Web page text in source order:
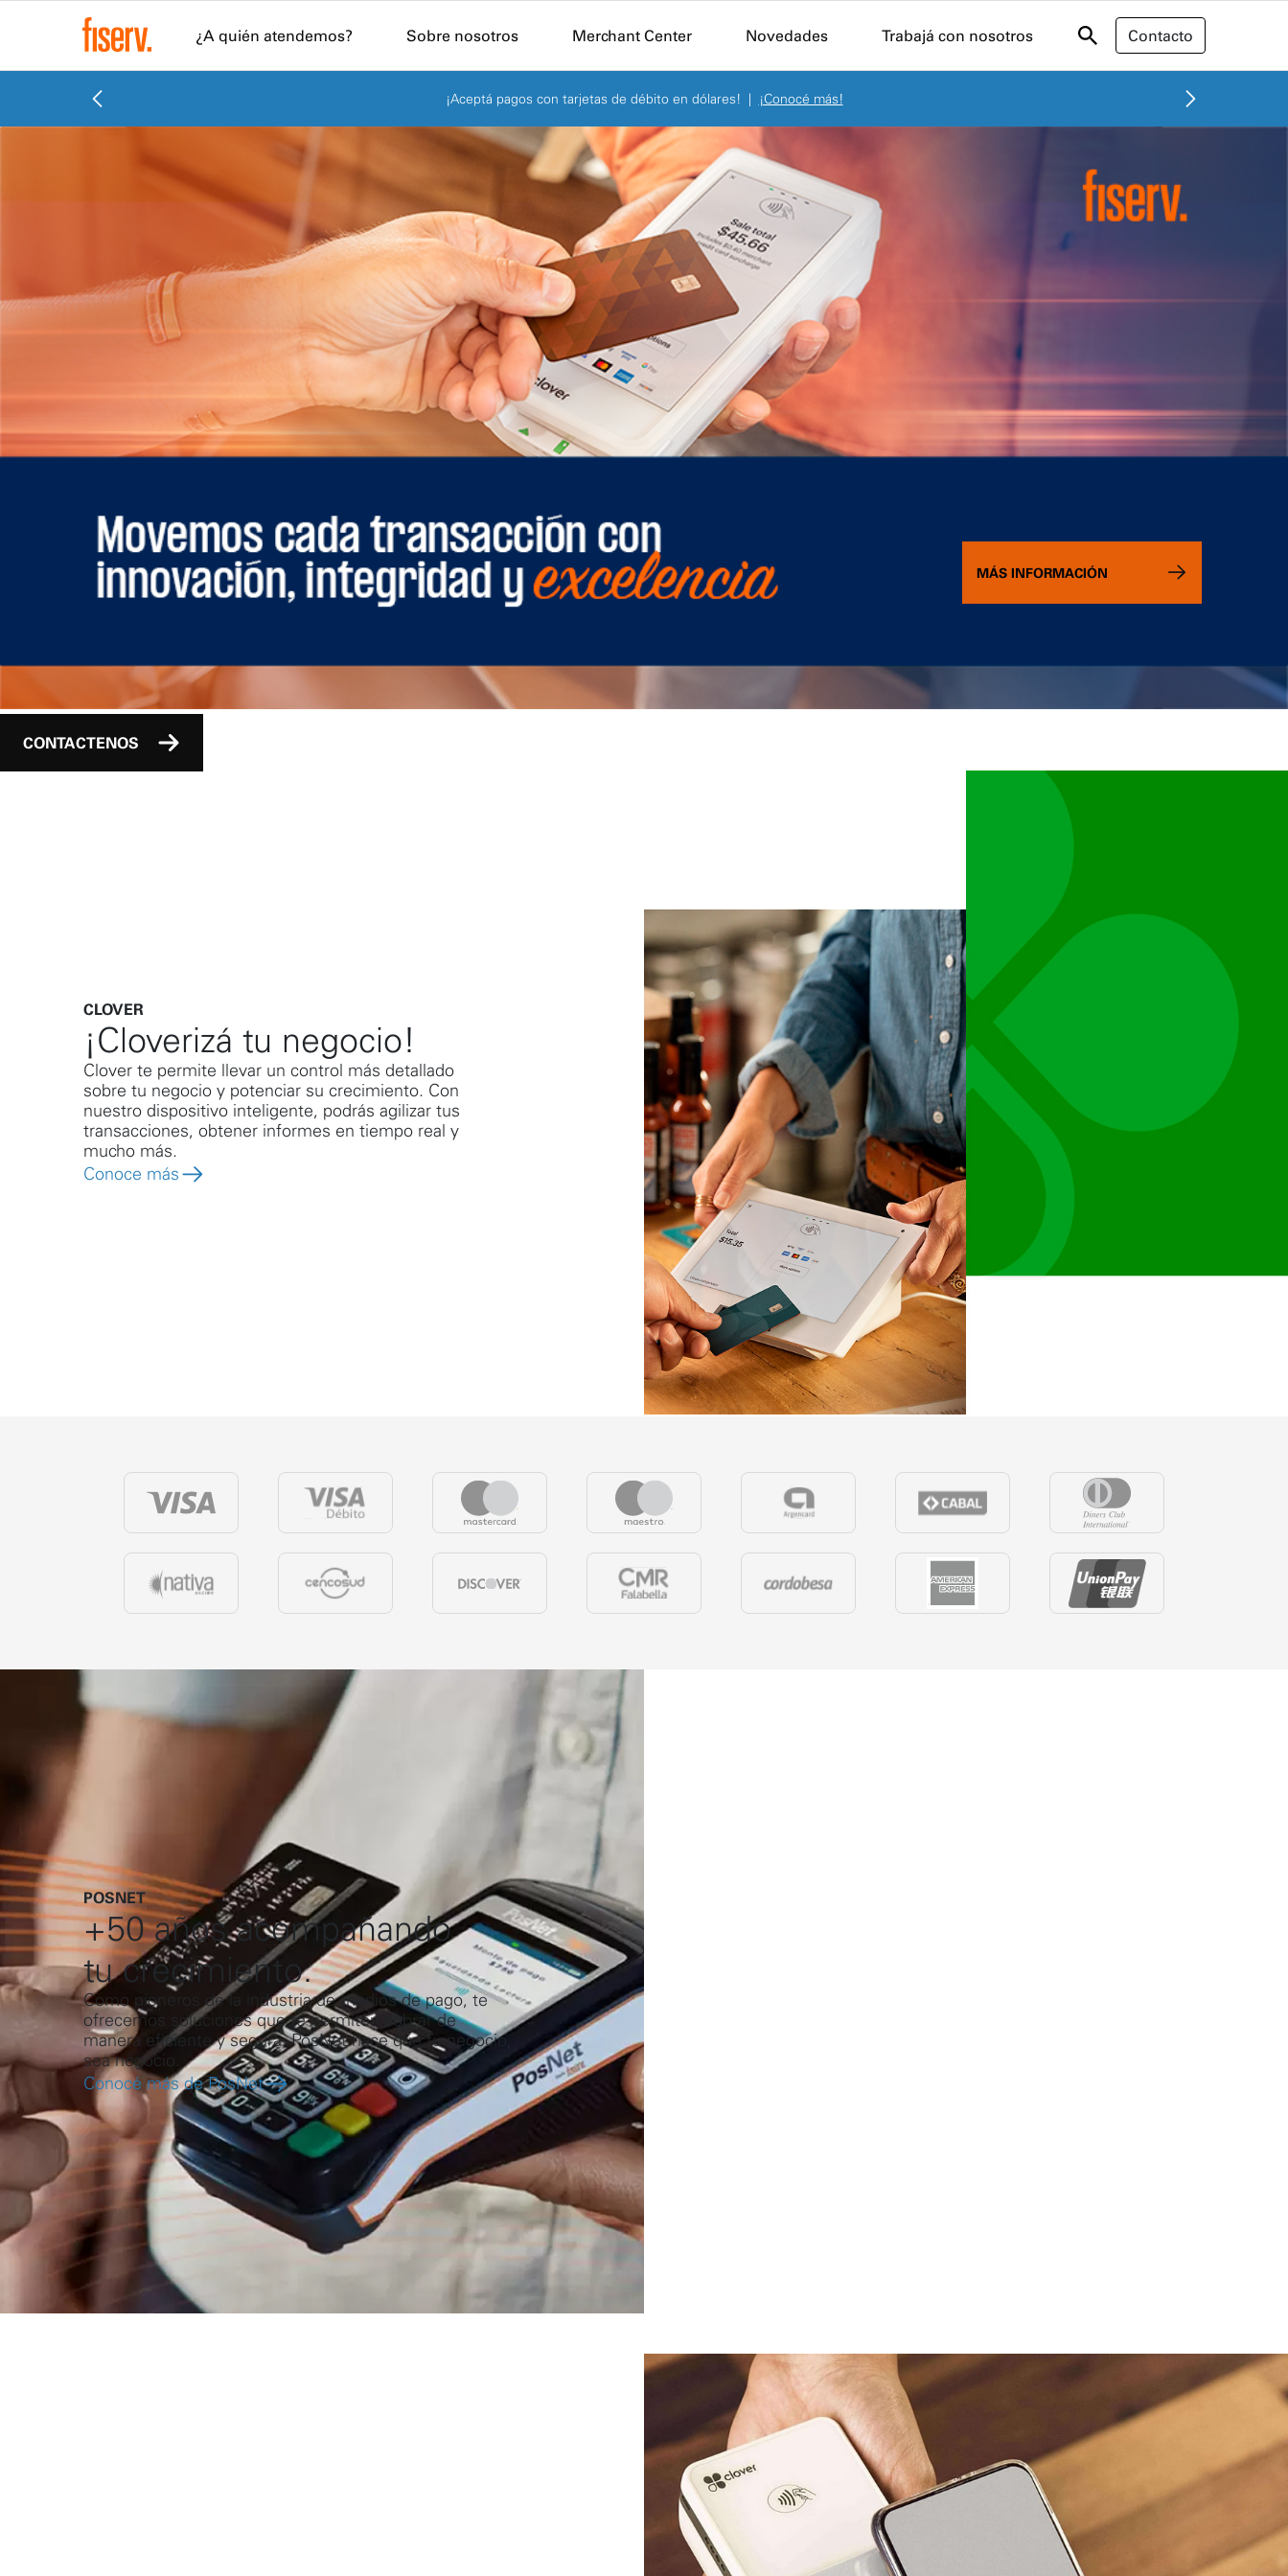
¿A quién atendemos?
Sobre nosotros Merchant Center Novedades Trabajá con nosotros Contacto
¡Aceptá propinas digitales! | ¡Más info!
MÁS INFORMACIÓN
CONTACTENOS
CLOVER
¡Cloverizá tu negocio!
Clover te permite llevar un control más detallado
sobre tu negocio y potenciar su crecimiento. Con
nuestro dispositivo inteligente, podrás agilizar tus
transacciones, obtener informes en tiempo real y
mucho más.
Conoce más
POSNET
+50 años acompañando
tu crecimiento.
Como pioneros de la industria de medios de pago, te
ofrecemos soluciones que te permiten cobrar de
manera eficiente y segura. PosNet hace que tu negocio,
sea negocio.
Conocé más de PosNet